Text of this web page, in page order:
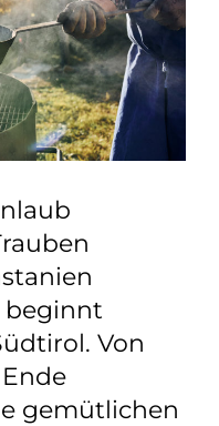
beginnt
Von
gemütlichen